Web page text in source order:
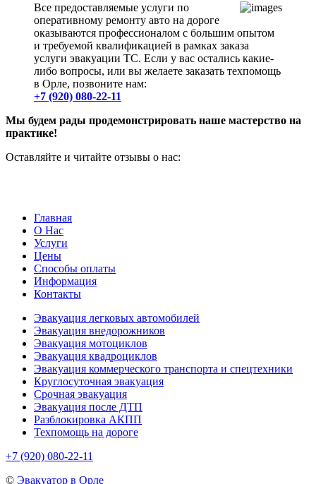
Все предоставляемые услуги по
оперативному ремонту авто на дороге
оказываются профессионалом с большим опытом
и требуемой квалификацией в рамках заказа
услуги эвакуации ТС. Если у вас остались какие-
либо вопросы, или вы желаете заказать техпомощь
в Орле, позвоните нам:
+7 (920) 080-22-11
Мы будем рады продемонстрировать наше мастерство на
практике!
Оставляйте и читайте отзывы о нас:
Главная
О Нас
Услуги
Цены
Способы оплаты
Информация
Контакты
Эвакуация легковых автомобилей
Эвакуация внедорожников
Эвакуация мотоциклов
Эвакуация квадроциклов
Эвакуация коммерческого транспорта и спецтехники
Круглосуточная эвакуация
Срочная эвакуация
Эвакуация после ДТП
Разблокировка АКПП
Техпомощь на дороге
+7 (920) 080-22-11
© Эвакуатор в Орле